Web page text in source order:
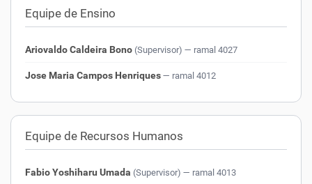
Equipe de Ensino
Ariovaldo Caldeira Bono (Supervisor) — ramal 4027
Jose Maria Campos Henriques — ramal 4012
Equipe de Recursos Humanos
Fabio Yoshiharu Umada (Supervisor) — ramal 4013